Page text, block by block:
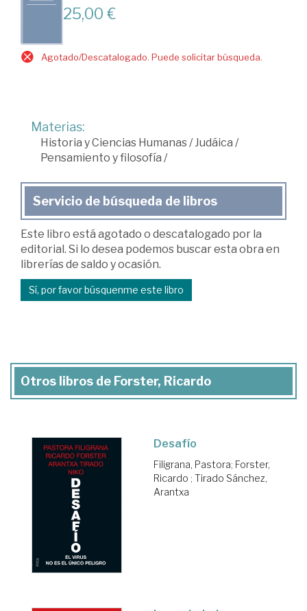
25,00 €
Agotado/Descatalogado. Puede solicitar búsqueda.
Materias:
Historia y Ciencias Humanas/Judáica /
Pensamiento y filosofía /
Servicio de búsqueda de libros
Este libro está agotado o descatalogado por la
editorial. Si lo desea podemos buscar esta obra en
librerías de saldo y ocasión.
Sí, por favor búsquenme este libro
Otros libros de Forster, Ricardo
Desafío
Filigrana, Pastora; Forster,
Ricardo ; Tirado Sánchez,
Arantxa